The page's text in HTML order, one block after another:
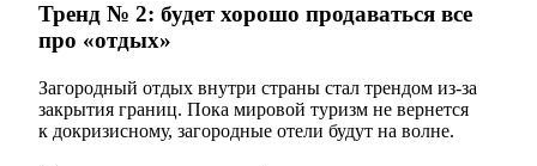
Тренд № 2: будет хорошо продаваться все
про «отдых»⠀
Загородный отдых внутри страны стал трендом из-за
закрытия границ. Пока мировой туризм не вернется
к докризисному, загородные отели будут на волне.